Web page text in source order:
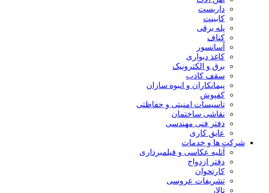
داربست
کابینت
پله برقی
کناف
آسانسور
کاغذ دیواری
برق و الکترونیک
سقف کاذب
پیمانکاران و انبوه سازان
کفپوش
تاسیسات امنیتی و حفاظتی
نقاشی ساختمان
دفتر فنی مهندسی
عایق کاری
شرکت ها و خدمات
آتلیه عکاسی و فیلمبرداری
دفتر ازدواج
کارتخوان
تشریفات عروسی
تالار